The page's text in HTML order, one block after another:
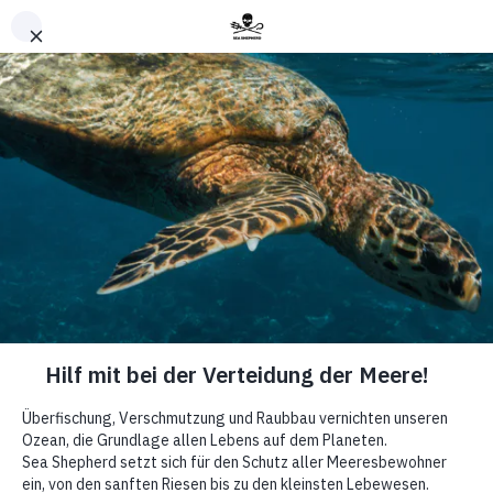
Events
Ois für die
Fisch #2 -
Unser
Nach oben